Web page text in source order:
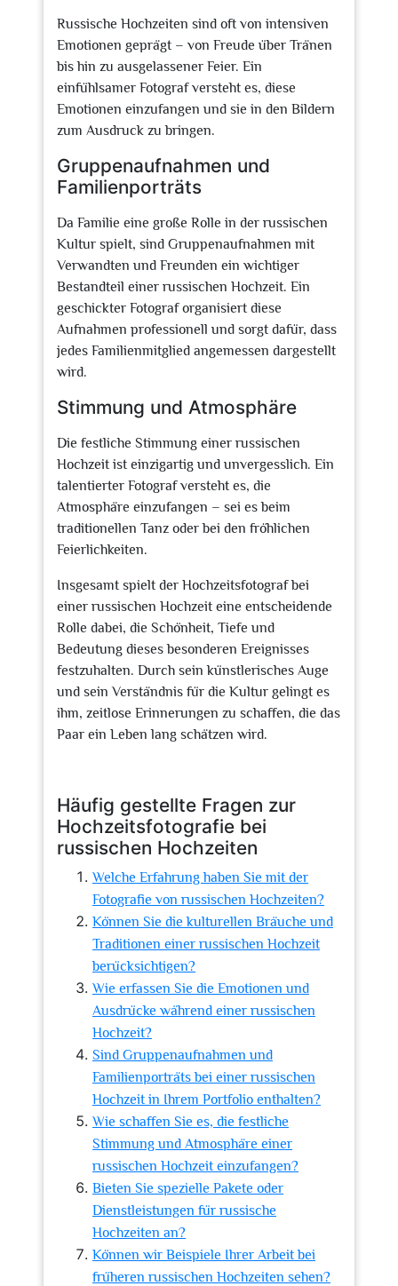
Russische Hochzeiten sind oft von intensiven
Emotionen geprägt – von Freude über Tränen
bis hin zu ausgelassener Feier. Ein
einfühlsamer Fotograf versteht es, diese
Emotionen einzufangen und sie in den Bildern
zum Ausdruck zu bringen.
Gruppenaufnahmen und
Familienporträts
Da Familie eine große Rolle in der russischen
Kultur spielt, sind Gruppenaufnahmen mit
Verwandten und Freunden ein wichtiger
Bestandteil einer russischen Hochzeit. Ein
geschickter Fotograf organisiert diese
Aufnahmen professionell und sorgt dafür, dass
jedes Familienmitglied angemessen dargestellt
wird.
Stimmung und Atmosphäre
Die festliche Stimmung einer russischen
Hochzeit ist einzigartig und unvergesslich. Ein
talentierter Fotograf versteht es, die
Atmosphäre einzufangen – sei es beim
traditionellen Tanz oder bei den fröhlichen
Feierlichkeiten.
Insgesamt spielt der Hochzeitsfotograf bei
einer russischen Hochzeit eine entscheidende
Rolle dabei, die Schönheit, Tiefe und
Bedeutung dieses besonderen Ereignisses
festzuhalten. Durch sein künstlerisches Auge
und sein Verständnis für die Kultur gelingt es
ihm, zeitlose Erinnerungen zu schaffen, die das
Paar ein Leben lang schätzen wird.
Häufig gestellte Fragen zur
Hochzeitsfotografie bei
russischen Hochzeiten
Welche Erfahrung haben Sie mit der
Fotografie von russischen Hochzeiten?
Können Sie die kulturellen Bräuche und
Traditionen einer russischen Hochzeit
berücksichtigen?
Wie erfassen Sie die Emotionen und
Ausdrücke während einer russischen
Hochzeit?
Sind Gruppenaufnahmen und
Familienporträts bei einer russischen
Hochzeit in Ihrem Portfolio enthalten?
Wie schaffen Sie es, die festliche
Stimmung und Atmosphäre einer
russischen Hochzeit einzufangen?
Bieten Sie spezielle Pakete oder
Dienstleistungen für russische
Hochzeiten an?
Können wir Beispiele Ihrer Arbeit bei
früheren russischen Hochzeiten sehen?